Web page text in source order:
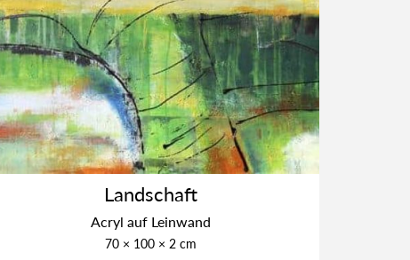
Land­schaft
Acryl auf Lein­wand
70 × 100 × 2 cm